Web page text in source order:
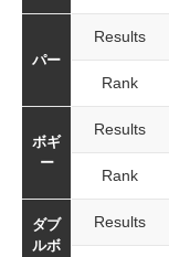
パー
Results
Rank
ボギ
ー
Results
Rank
ダブ
ルボ
Results